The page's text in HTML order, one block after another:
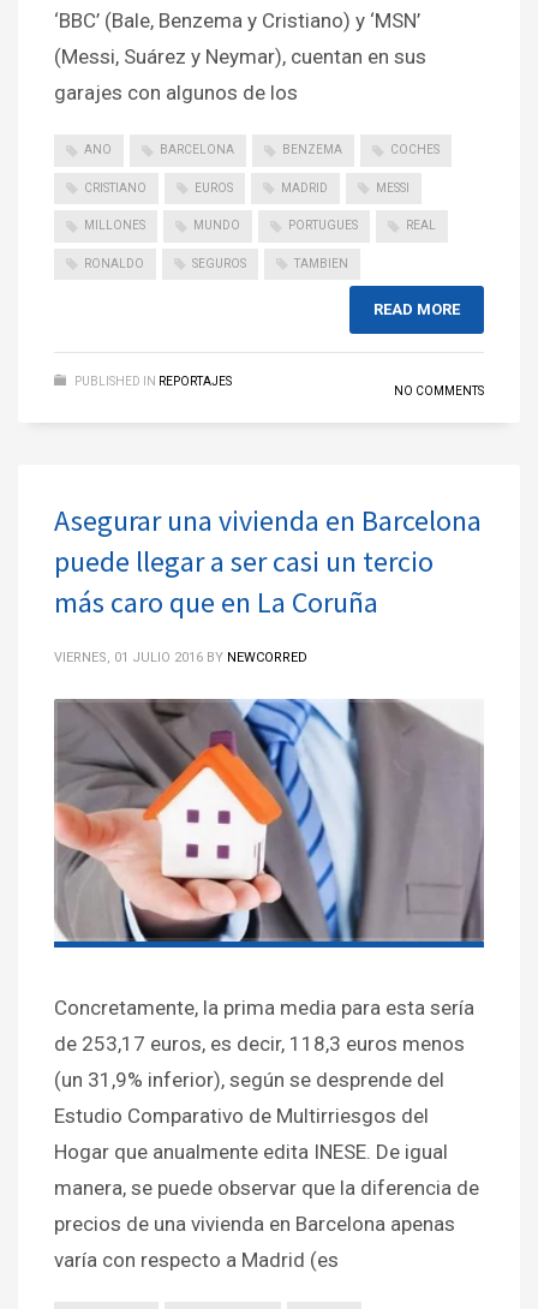
‘BBC’ (Bale, Benzema y Cristiano) y ‘MSN’
(Messi, Suárez y Neymar), cuentan en sus
garajes con algunos de los
ANO BARCELONA BENZEMA COCHES
CRISTIANO EUROS MADRID MESSI
MILLONES MUNDO PORTUGUES REAL
RONALDO SEGUROS TAMBIEN
READ MORE
PUBLISHED IN REPORTAJES
NO COMMENTS
Asegurar una vivienda en Barcelona
puede llegar a ser casi un tercio
más caro que en La Coruña
VIERNES, 01 JULIO 2016 BY NEWCORRED
Concretamente, la prima media para esta sería
de 253,17 euros, es decir, 118,3 euros menos
(un 31,9% inferior), según se desprende del
Estudio Comparativo de Multirriesgos del
Hogar que anualmente edita INESE. De igual
manera, se puede observar que la diferencia de
precios de una vivienda en Barcelona apenas
varía con respecto a Madrid (es